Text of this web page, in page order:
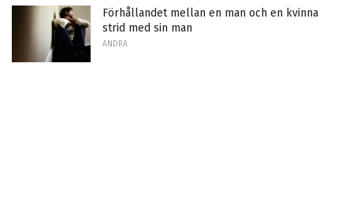
Förhållandet mellan en man och en kvinna
strid med sin man
ANDRA